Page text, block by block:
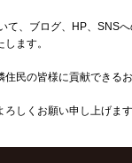
て、ブログ、HP、SNS
ます。
民の皆様に貢献できる
ろしくお願い申し上げます